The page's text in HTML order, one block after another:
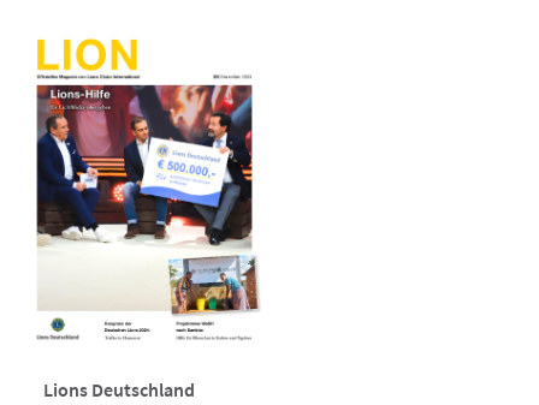
Lions Deutschland